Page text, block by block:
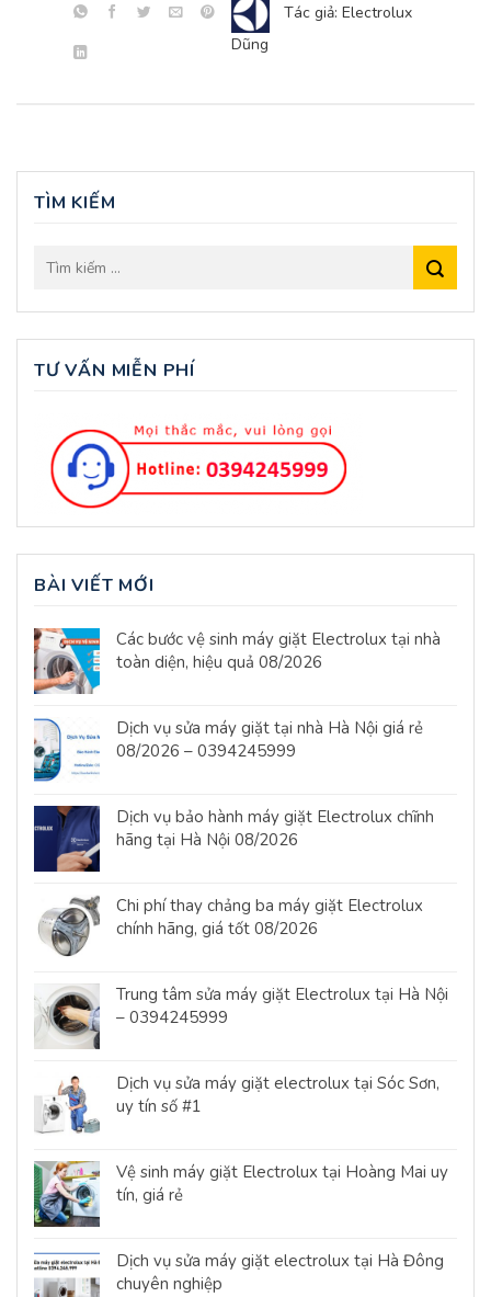
Tác giả: Electrolux
Dũng
TÌM KIẾM
TƯ VẤN MIỄN PHÍ
BÀI VIẾT MỚI
Các bước vệ sinh máy giặt Electrolux tại nhà
toàn diện, hiệu quả 08/2026
Dịch vụ sửa máy giặt tại nhà Hà Nội giá rẻ
08/2026 – 0394245999
Dịch vụ bảo hành máy giặt Electrolux chĩnh
hãng tại Hà Nội 08/2026
Chi phí thay chảng ba máy giặt Electrolux
chính hãng, giá tốt 08/2026
Trung tâm sửa máy giặt Electrolux tại Hà Nội
– 0394245999
Dịch vụ sửa máy giặt electrolux tại Sóc Sơn,
uy tín số #1
Vệ sinh máy giặt Electrolux tại Hoàng Mai uy
tín, giá rẻ
Dịch vụ sửa máy giặt electrolux tại Hà Đông
chuyên nghiệp